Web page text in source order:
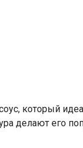
который
делают его